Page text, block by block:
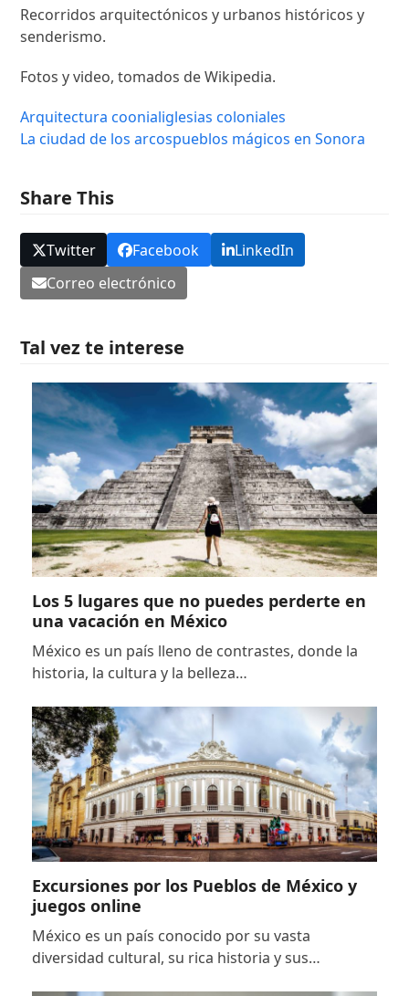
Recorridos arquitectónicos y urbanos históricos y
senderismo.
Fotos y video, tomados de Wikipedia.
Arquitectura coonialiglesias coloniales
La ciudad de los arcospueblos mágicos en Sonora
Share This
Twitter Facebook
LinkedIn
Correo electrónico
Tal vez te interese
Los 5 lugares que no puedes perderte en
una vacación en México
México es un país lleno de contrastes, donde la
historia, la cultura y la belleza…
Excursiones por los Pueblos de México y
juegos online
México es un país conocido por su vasta
diversidad cultural, su rica historia y sus…